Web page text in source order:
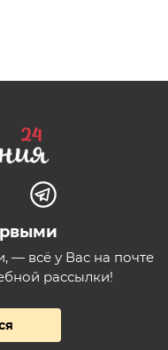
— всё у Вас на почте
рассылки!